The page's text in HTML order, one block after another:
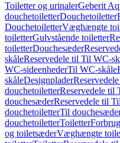
Toiletter og urinalerGeberit
douchetoiletterDouchetoiletter
DouchetoiletterVæghængte
toiletterGulvstående toiletter
toiletterDouchesæder
skåleReservedele til Til WC-
WC-sideenhederTil WC-skåle
skåleDesignplader
douchetoiletterReservedele til
douchesæderReservedele til
douchetoiletterTil
douchetoiletterToiletter
og toiletsæderVæghængte